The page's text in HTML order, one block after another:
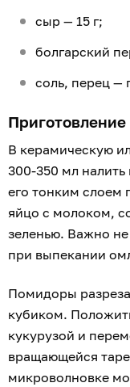
сыр — 15 г;
болгарский
соль, перец —
Приготовление
В керамическую
300-350 мл
его тонким слоем
яйцо с молоком,
зеленью. Важно не
при выпекании
Помидоры
кубиком.
кукурузой и
вращающейся
микроволновке